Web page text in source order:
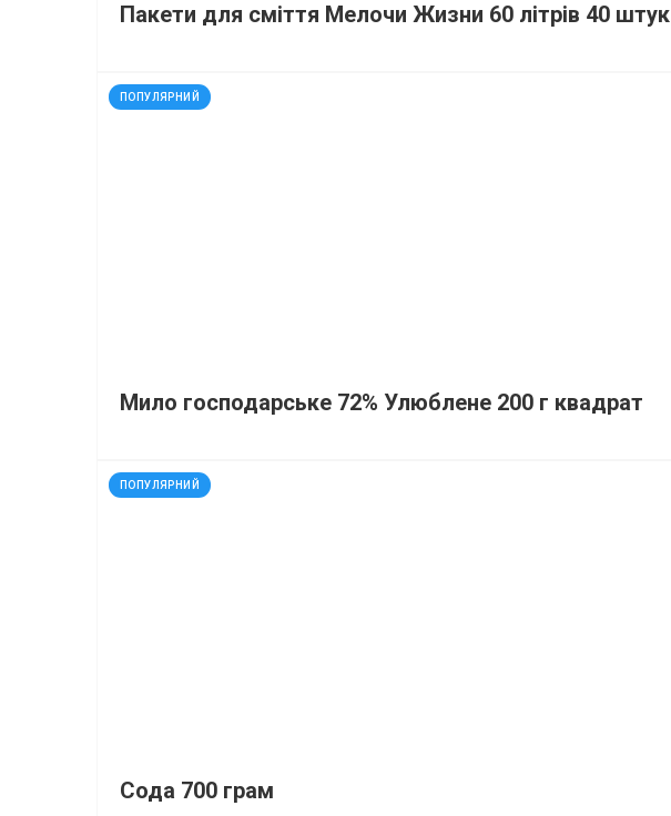
Пакети для сміття Мелочи Жизни 60 літрів 40 штук
ПОПУЛЯРНИЙ
код: 11941
Мило господарське 72% Улюблене 200 г квадрат
ПОПУЛЯРНИЙ
код: 35074
Сода 700 грам